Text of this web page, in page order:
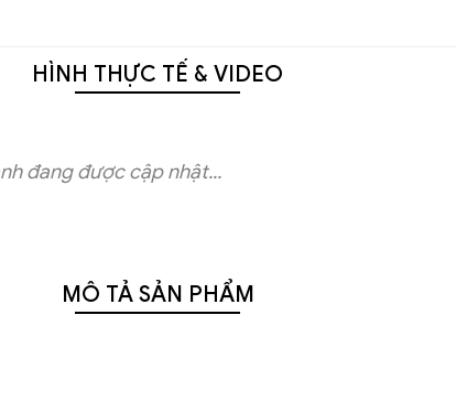
HÌNH THỰC TẾ & VIDEO
đang được cập nhật...
MÔ TẢ SẢN PHẨM